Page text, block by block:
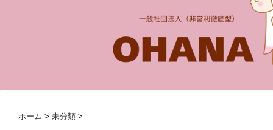
活動実績
ホーム > 未分類 >